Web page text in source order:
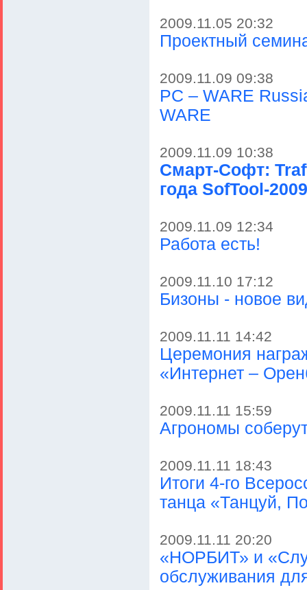
2009.11.05 20:32
Проектный
2009.11.09 09:38
PC – WARE
WARE
2009.11.09 10:38
Смарт-Софт:
года SofTool-
2009.11.09 12:34
Работа есть!
2009.11.10 17:12
Бизоны - новое
2009.11.11 14:42
Церемония
«Интернет –
2009.11.11 15:59
Агрономы
2009.11.11 18:43
Итоги 4-го
танца «Танцуй,
2009.11.11 20:20
«НОРБИТ» и
обслуживания